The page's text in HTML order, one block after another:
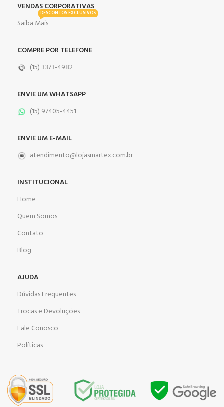
VENDAS CORPORATIVAS
Saiba Mais
DESCONTOS EXCLUSIVOS
COMPRE POR TELEFONE
(15) 3373-4982
ENVIE UM WHATSAPP
(15) 97405-4451
ENVIE UM E-MAIL
atendimento@lojasmartex.com.br
INSTITUCIONAL
Home
Quem Somos
Contato
Blog
AJUDA
Dúvidas Frequentes
Trocas e Devoluções
Fale Conosco
Políticas